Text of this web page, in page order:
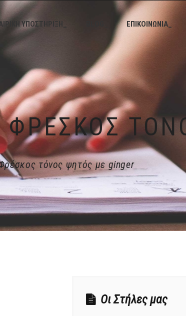
ΥΠΟΣΤΗΡΙΞΗ_ ΕΠΙΚΟΙΝΩΝΙΑ_
τόνος ψητός με ginger
Οι Στήλες μας